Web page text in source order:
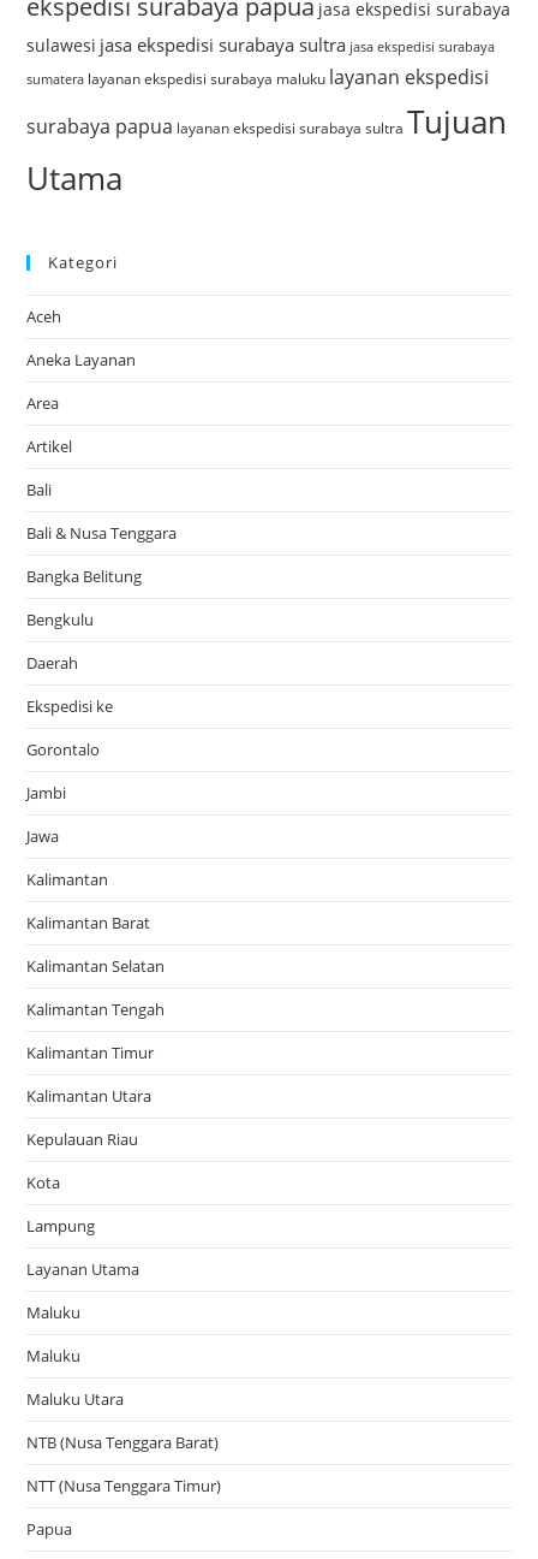
jasa ekspedisi surabaya
sulawesi jasa ekspedisi surabaya sultra jasa ekspedisi surabaya
sumatera layanan ekspedisi surabaya maluku layanan ekspedisi
surabaya papua layanan ekspedisi surabaya sultra Tujuan
Utama
Kategori
Aceh
Aneka Layanan
Area
Artikel
Bali
Bali & Nusa Tenggara
Bangka Belitung
Bengkulu
Daerah
Ekspedisi ke
Gorontalo
Jambi
Jawa
Kalimantan
Kalimantan Barat
Kalimantan Selatan
Kalimantan Tengah
Kalimantan Timur
Kalimantan Utara
Kepulauan Riau
Kota
Lampung
Layanan Utama
Maluku
Maluku
Maluku Utara
NTB (Nusa Tenggara Barat)
NTT (Nusa Tenggara Timur)
Papua